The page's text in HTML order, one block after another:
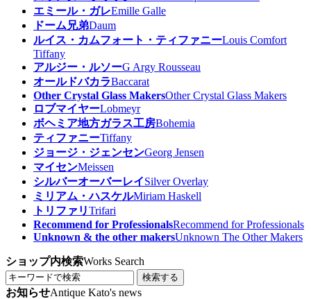
エミール・ガレEmille Galle
ドーム兄弟Daum
ルイス・カムフォート・ティファニーLouis Comfort
Tiffany
アルジー・ルソーG Argy Rousseau
オールドバカラBaccarat
Other Crystal Glass MakersOther Crystal Glass Makers
ロブマイヤーLobmeyr
ボヘミア地方ガラス工房Bohemia
ティファニーTiffany
ジョージ・ジェンセンGeorg Jensen
マイセンMeissen
シルバーオーバーレイSilver Overlay
ミリアム・ハスケルMiriam Haskell
トリファリTrifari
Recommend for ProfessionalsRecommend for Professionals
Unknown & the other makersUnknown The Other Makers
ショップ内検索Works Search
検索する
お知らせAntique Kato's news